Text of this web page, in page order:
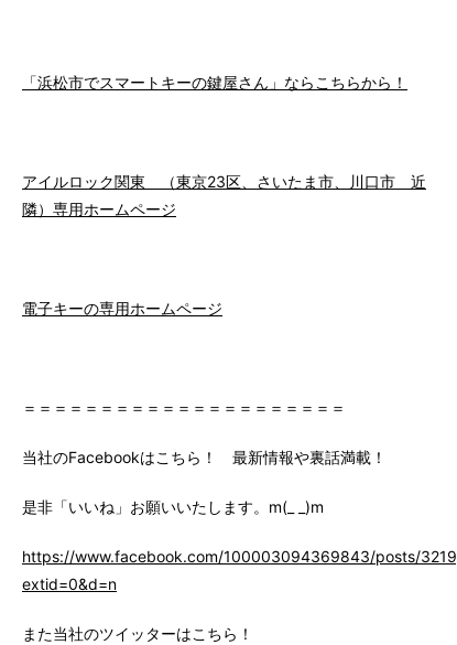
「浜松市でスマートキーの鍵屋さん」ならこちらから！
アイルロック関東 （東京23区、さいたま市、川口市 近
隣）専用ホームページ
電子キーの専用ホームページ
＝＝＝＝＝＝＝＝＝＝＝＝＝＝＝＝＝＝＝＝＝
当社のFacebookはこちら！ 最新情報や裏話満載！
是非「いいね」お願いいたします。m(_ _)m
https://www.facebook.com/100003094369843/posts/
extid=0&d=n
また当社のツイッターはこちら！